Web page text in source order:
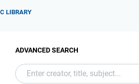
LIBRARY
ADVANCED SEARCH